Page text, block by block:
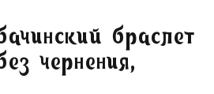
браслет
чернения,